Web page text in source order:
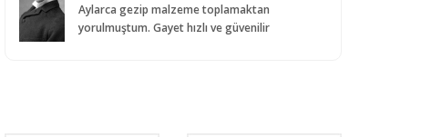
Aylarca gezip malzeme toplamaktan
yorulmuştum. Gayet hızlı ve güvenilir